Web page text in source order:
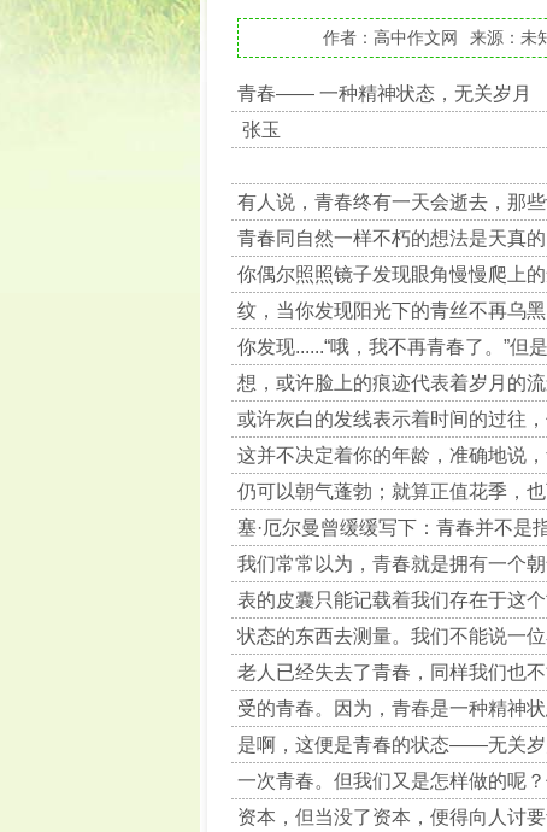
作者：高中作文网 来源：未
青春—— 一种精神状态，无关岁月
张玉
有人说，青春终有一天会逝去，那
青春同自然一样不朽的想法是天真
你偶尔照照镜子发现眼角慢慢爬上
纹，当你发现阳光下的青丝不再乌
你发现......“哦，我不再青春了。”但
想，或许脸上的痕迹代表着岁月的流
或许灰白的发线表示着时间的过往
这并不决定着你的年龄，准确地说
仍可以朝气蓬勃；就算正值花季，
塞·厄尔曼曾缓缓写下：青春并不是
我们常常以为，青春就是拥有一个
表的皮囊只能记载着我们存在于这
状态的东西去测量。我们不能说一
老人已经失去了青春，同样我们也
受的青春。因为，青春是一种精神
是啊，这便是青春的状态——无关岁
一次青春。但我们又是怎样做的呢
资本，但当没了资本，便得向人讨